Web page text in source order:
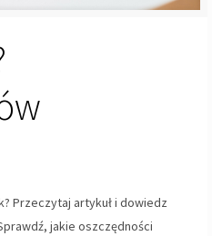
Przeczytaj artykuł i dowiedz
jakie oszczędności